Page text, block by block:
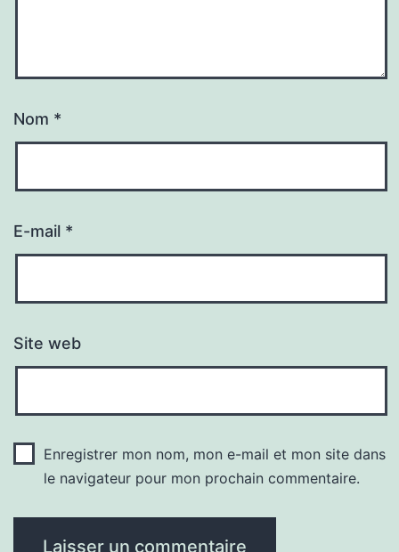
Nom *
E-mail *
Site web
Enregistrer mon nom, mon e-mail et mon site dans
le navigateur pour mon prochain commentaire.